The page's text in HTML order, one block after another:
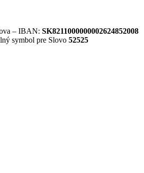
– IBAN: SK8211000000002624852008
symbol pre Slovo 52525